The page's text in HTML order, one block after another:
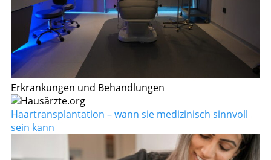
Erkrankungen und Behandlungen
Haartransplantation – wann sie medizinisch sinnvoll
sein kann